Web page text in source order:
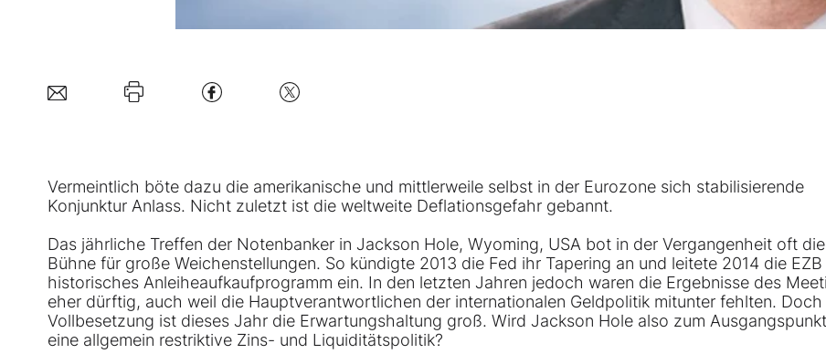
Vermeintlich böte dazu die amerikanische und mittlerweile selbst in der Eurozone sich stabilisierende
Konjunktur Anlass. Nicht zuletzt ist die weltweite Deflationsgefahr gebannt.
Das jährliche Treffen der Notenbanker in Jackson Hole, Wyoming, USA bot in der Vergangenheit oft die
Bühne für große Weichenstellungen. So kündigte 2013 die Fed ihr Tapering an und leitete 2014 die EZB
historisches Anleiheaufkaufprogramm ein. In den letzten Jahren jedoch waren die Ergebnisse des
eher dürftig, auch weil die Hauptverantwortlichen der internationalen Geldpolitik mitunter fehlten. Doch
Vollbesetzung ist dieses Jahr die Erwartungshaltung groß. Wird Jackson Hole also zum
eine allgemein restriktive Zins- und Liquiditätspolitik?